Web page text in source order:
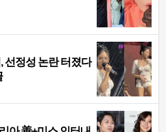
정성 논란 터졌다